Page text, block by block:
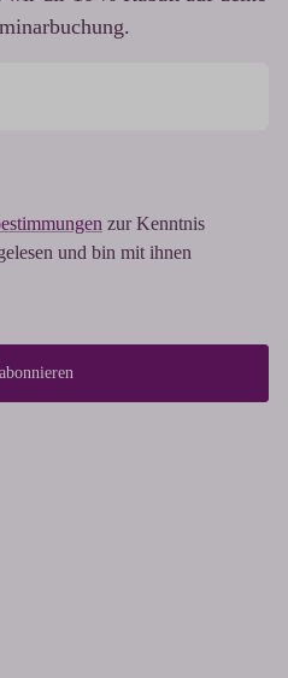
zur Kenntnis
und bin mit ihnen